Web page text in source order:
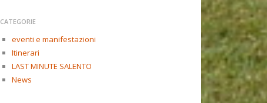
CATEGORIE
eventi e manifestazioni
Itinerari
LAST MINUTE SALENTO
News